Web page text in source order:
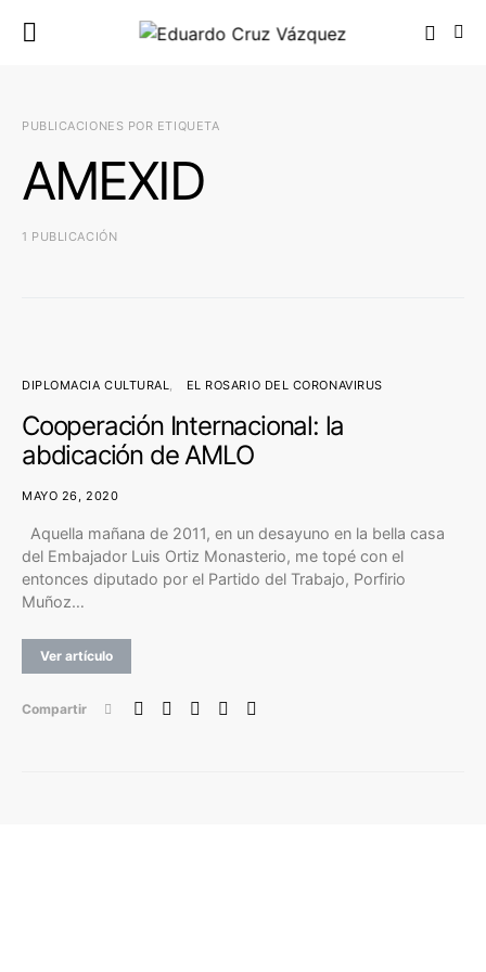
PUBLICACIONES POR ETIQUETA
AMEXID
1 PUBLICACIÓN
DIPLOMACIA CULTURAL EL ROSARIO DEL CORONAVIRUS
Cooperación Internacional: la
abdicación de AMLO
MAYO 26, 2020
Aquella mañana de 2011, en un desayuno en la bella casa
del Embajador Luis Ortiz Monasterio, me topé con el
entonces diputado por el Partido del Trabajo, Porfirio
Muñoz…
Ver artículo
Compartir